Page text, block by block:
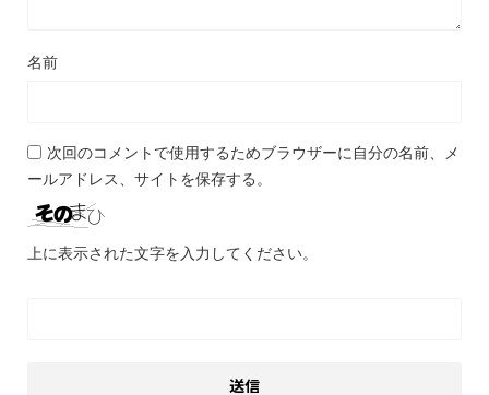
名前
次回のコメントで使用するためブラウザーに自分の名前、メ
ールアドレス、サイトを保存する。
上に表示された文字を入力してください。